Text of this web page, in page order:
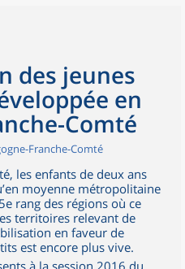
des jeunes
en
Comté
Franche-Comté
les enfants de deux ans
moyenne métropolitaine
rang des régions où ce
territoires relevant de
en faveur de
est encore plus vive.